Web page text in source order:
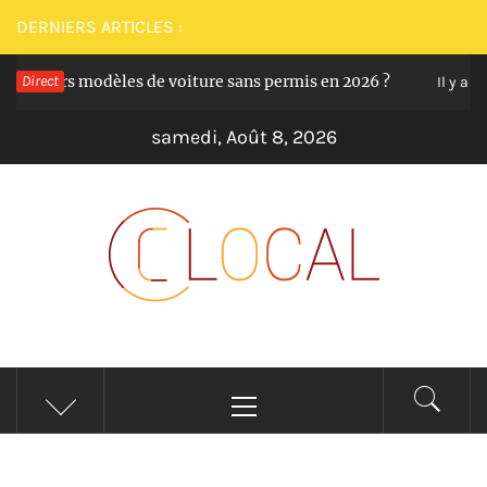
Passer
au
contenu
DERNIERS ARTICLES :
Directmodèles de voiture sans permis en 2026 ? Il y a 12
samedi, Août 8, 2026
CLOCAL
De la proximité dans vos services
principal